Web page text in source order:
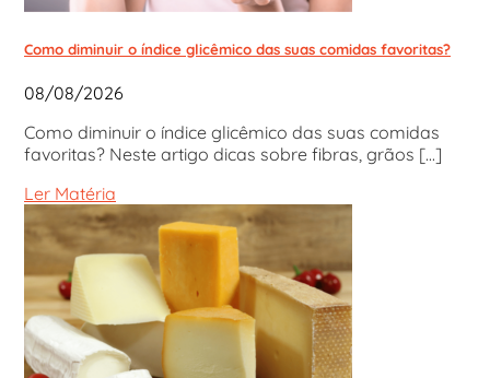
Como diminuir o índice glicêmico das suas comidas favoritas?
08/08/2026
Como diminuir o índice glicêmico das suas comidas
favoritas? Neste artigo dicas sobre fibras, grãos [...]
Ler Matéria